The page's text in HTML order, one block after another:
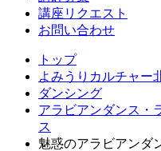
講座リクエスト
お問い合わせ
トップ
よみうりカルチャー
ダンシング
アラビアンダンス・
ス
魅惑のアラビアンダ